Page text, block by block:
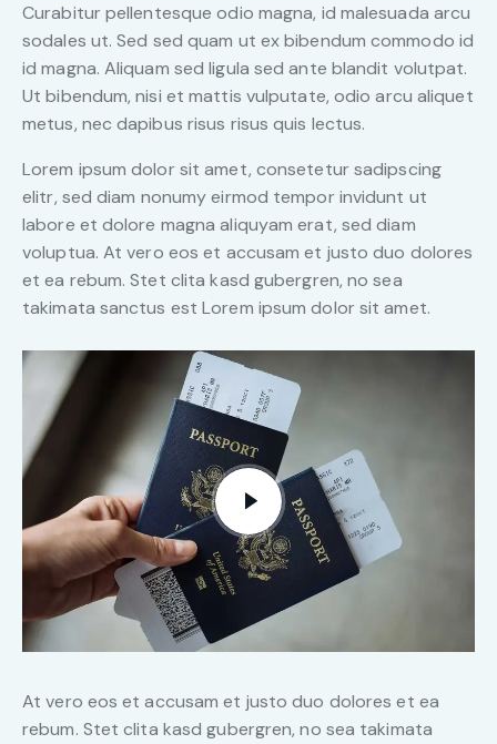
Curabitur pellentesque odio magna, id malesuada arcu
sodales ut. Sed sed quam ut ex bibendum commodo id
id magna. Aliquam sed ligula sed ante blandit volutpat.
Ut bibendum, nisi et mattis vulputate, odio arcu aliquet
metus, nec dapibus risus risus quis lectus.
Lorem ipsum dolor sit amet, consetetur sadipscing
elitr, sed diam nonumy eirmod tempor invidunt ut
labore et dolore magna aliquyam erat, sed diam
voluptua. At vero eos et accusam et justo duo dolores
et ea rebum. Stet clita kasd gubergren, no sea
takimata sanctus est Lorem ipsum dolor sit amet.
At vero eos et accusam et justo duo dolores et ea
rebum. Stet clita kasd gubergren, no sea takimata